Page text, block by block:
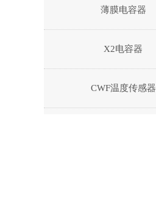
薄膜电容器
X2电容器
CWF温度传感器